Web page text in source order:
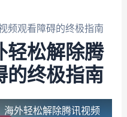
频观看障碍的终极指南
轻松解除腾
的终极指南
海外轻松解除腾讯视频